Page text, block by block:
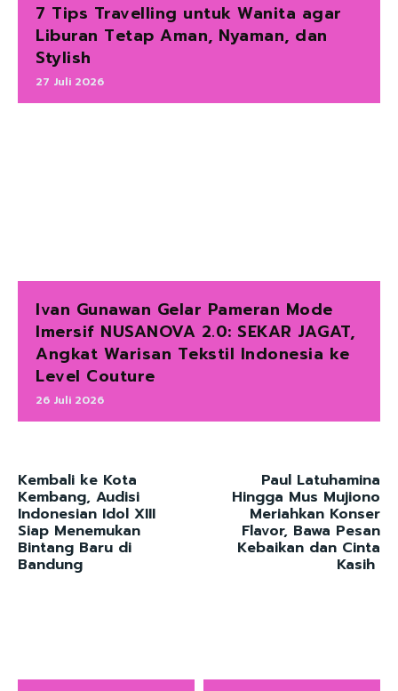
7 Tips Travelling untuk Wanita agar
Liburan Tetap Aman, Nyaman, dan
Stylish
27 Juli 2026
Ivan Gunawan Gelar Pameran Mode
Imersif NUSANOVA 2.0: SEKAR JAGAT,
Angkat Warisan Tekstil Indonesia ke
Level Couture
26 Juli 2026
Kembali ke Kota
Kembang, Audisi
Indonesian Idol XIII
Siap Menemukan
Bintang Baru di
Bandung
Paul Latuhamina
Hingga Mus Mujiono
Meriahkan Konser
Flavor, Bawa Pesan
Kebaikan dan Cinta
Kasih